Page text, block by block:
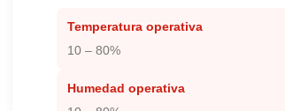
Temperatura operativa
10 – 80%
Humedad operativa